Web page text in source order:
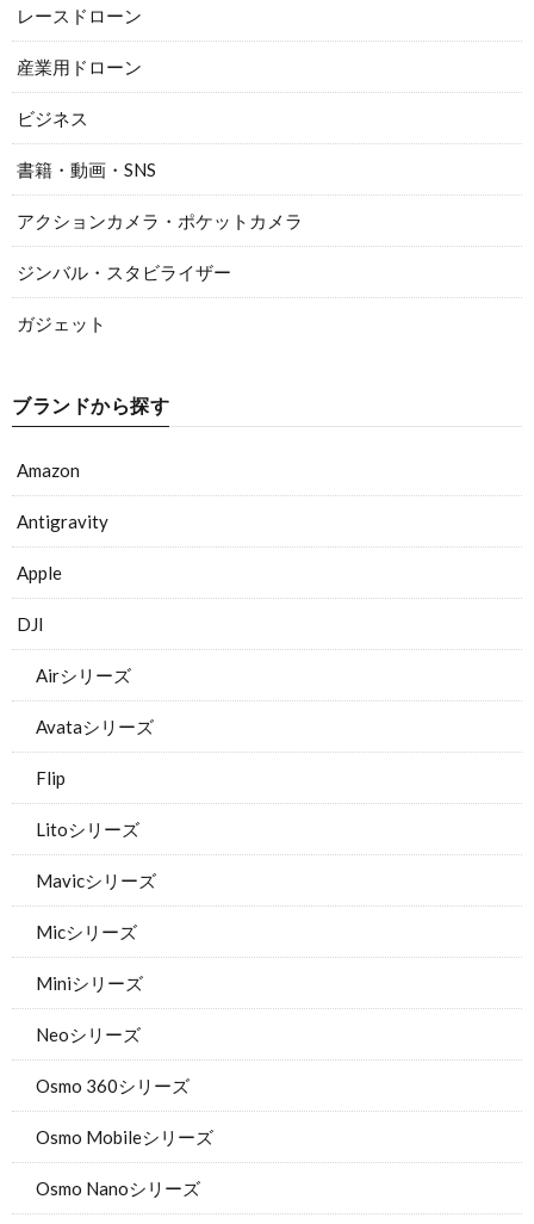
レースドローン
産業用ドローン
ビジネス
書籍・動画・SNS
アクションカメラ・ポケットカメラ
ジンバル・スタビライザー
ガジェット
ブランドから探す
Amazon
Antigravity
Apple
DJI
Airシリーズ
Avataシリーズ
Flip
Litoシリーズ
Mavicシリーズ
Micシリーズ
Miniシリーズ
Neoシリーズ
Osmo 360シリーズ
Osmo Mobileシリーズ
Osmo Nanoシリーズ